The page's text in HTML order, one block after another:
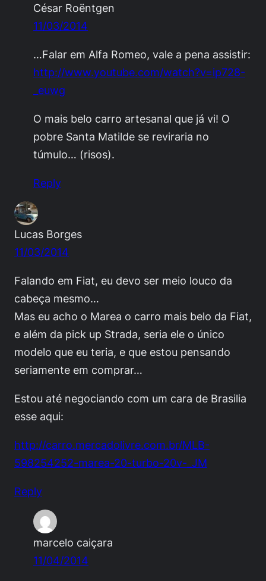
César Roëntgen
11/03/2014
…Falar em Alfa Romeo, vale a pena assistir:
http://www.youtube.com/watch?v=ip728-
_euwg
O mais belo carro artesanal que já vi! O
pobre Santa Matilde se reviraria no
túmulo… (risos).
Reply
Lucas Borges
11/03/2014
Falando em Fiat, eu devo ser meio louco da
cabeça mesmo…
Mas eu acho o Marea o carro mais belo da Fiat,
e além da pick up Strada, seria ele o único
modelo que eu teria, e que estou pensando
seriamente em comprar…
Estou até negociando com um cara de Brasilia
esse aqui:
http://carro.mercadolivre.com.br/MLB-
598254252-marea-20-turbo-20v-_JM
Reply
marcelo caiçara
11/04/2014